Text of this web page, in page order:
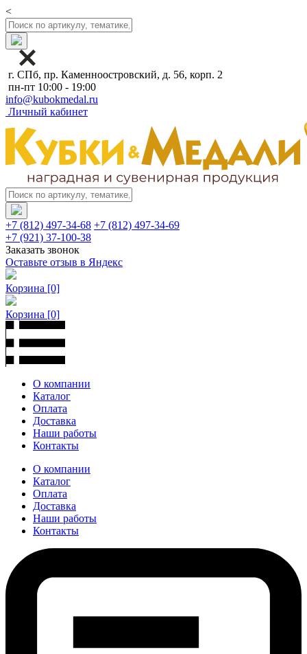
<
г. СПб, пр. Каменноостровский, д. 56, корп. 2
пн-пт 10:00 - 19:00
info@kubokmedal.ru
Личный кабинет
+7 (812) 497-34-68 +7 (812) 497-34-69
+7 (921) 37-100-38
Заказать звонок
Оставьте отзыв в Яндекс
Корзина [0]
Корзина [0]
О компании
Каталог
Оплата
Доставка
Наши работы
Контакты
О компании
Каталог
Оплата
Доставка
Наши работы
Контакты